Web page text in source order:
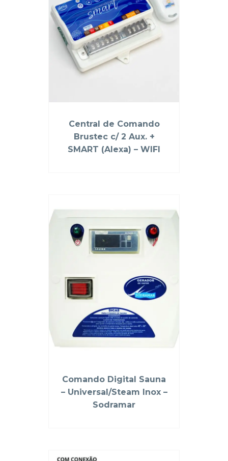
Central de Comando
Brustec c/ 2 Aux. +
SMART (Alexa) – WIFI
Comando Digital Sauna
– Universal/Steam Inox –
Sodramar